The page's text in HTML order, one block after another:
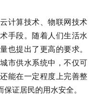
计算技术、物联网技术
手段。随着人们生活水
也提出了更高的要求。
市供水系统中，不仅可
能在一定程度上完善整
证居民的用水安全。